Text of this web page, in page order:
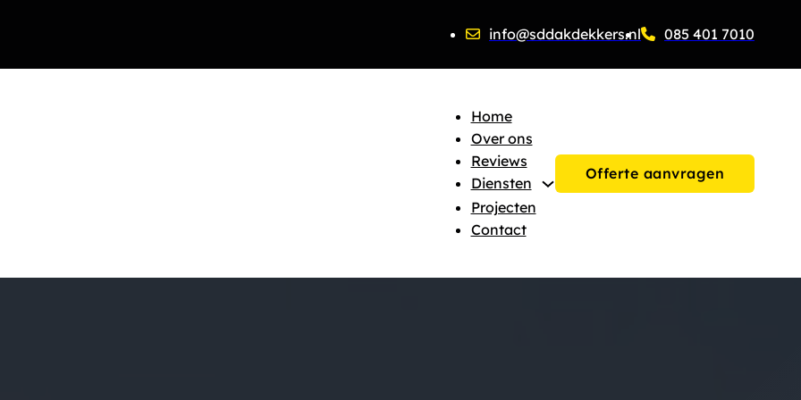
info@sddakdekkers.nl 085 401 7010
Home
Over ons
Reviews
Diensten
Projecten
Contact
Offerte aanvragen